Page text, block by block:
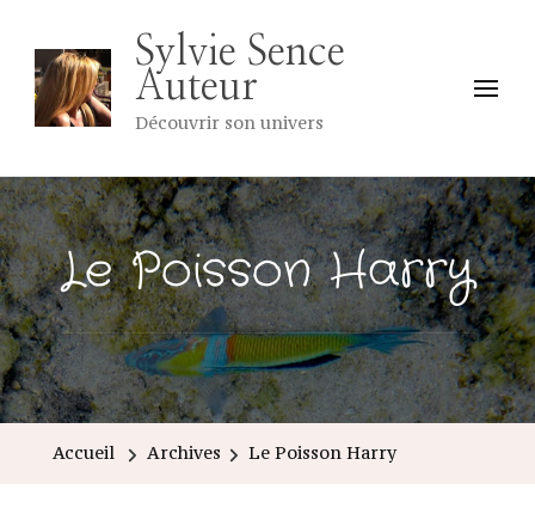
Sylvie Sence
Auteur
Découvrir son univers
Le Poisson Harry
Accueil Archives Le Poisson Harry